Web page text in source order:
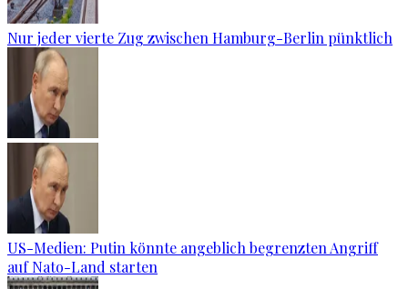
Nur jeder vierte Zug zwischen Hamburg-Berlin pünktlich
US-Medien: Putin könnte angeblich begrenzten Angriff
auf Nato-Land starten